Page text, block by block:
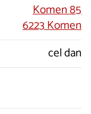
Komen 85
6223 Komen
cel dan